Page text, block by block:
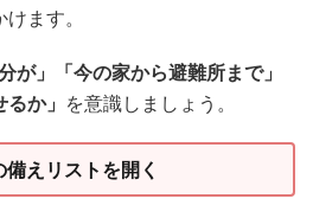
ます。
分が」「今の家から避難所まで」
か」 を意識しましょう。
備えリストを開く